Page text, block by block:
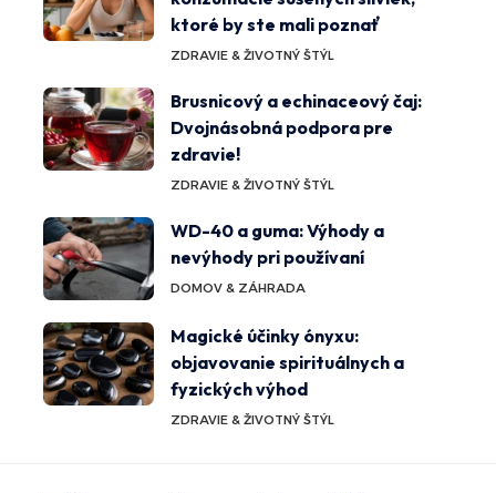
ktoré by ste mali poznať
ZDRAVIE & ŽIVOTNÝ ŠTÝL
Brusnicový a echinaceový čaj:
Dvojnásobná podpora pre
zdravie!
ZDRAVIE & ŽIVOTNÝ ŠTÝL
WD-40 a guma: Výhody a
nevýhody pri používaní
DOMOV & ZÁHRADA
Magické účinky ónyxu:
objavovanie spirituálnych a
fyzických výhod
ZDRAVIE & ŽIVOTNÝ ŠTÝL